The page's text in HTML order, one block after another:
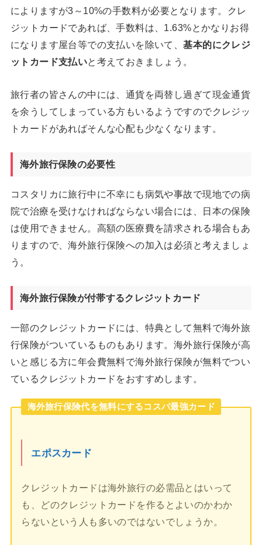
によりますが3～10%の手数料が必要となります。クレ
ジットカードであれば、手数料は、1.63%とかなりお得
になります屋台等での支払いを除いて、基本的にクレジ
ットカード支払いと考えておきましょう。
旅行者の皆さんの中には、通貨を両替し過ぎて現金通貨
を余うしてしまっている方もいるようですのでクレジッ
トカードがあればそんな心配も少なくなります。
海外旅行保険の必要性
コスタリカに旅行中に不幸にも病気や事故で現地での病
院で治療を受けなければならない場合には、日本の保険
は使用できません。高額の医療費を請求される場合もあ
りますので、海外旅行保険への加入は必須と考えましょ
う。
海外旅行保険が付帯するクレジットカード
一部のクレジットカードには、特典として無料で海外旅
行保険がついているものもあります。海外旅行保険が高
いと感じる方に年会費無料で海外旅行保険が無料でつい
ているクレジットカードをおすすめします。
海外旅行保険代を無料にするコスパ最強カード
エポスカード
クレジットカードは海外旅行の必需品とはいって
も、どのクレジットカードを作るとよいのかわか
らないという人も多いのではないでしょうか。